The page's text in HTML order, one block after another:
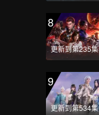
8
更新到第235集
9
更新到第534集